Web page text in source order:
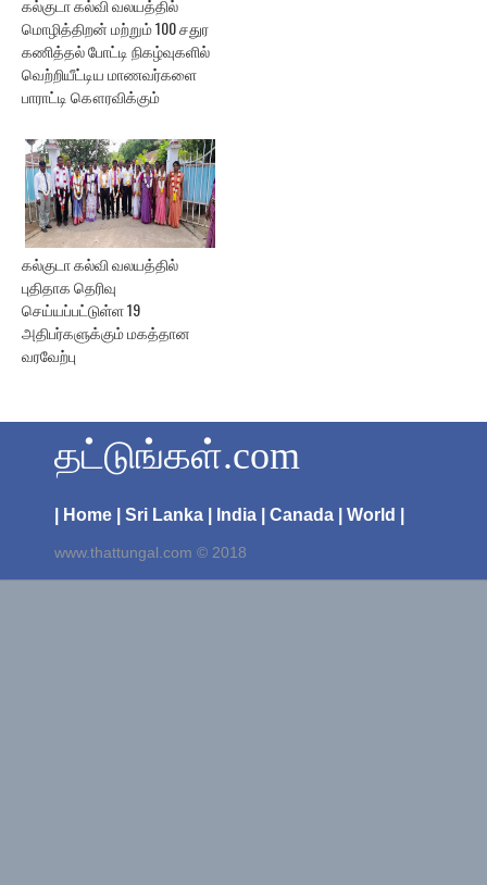
கல்குடா கல்வி வலயத்தில்
மொழித்திறன் மற்றும் 100 சதுர
கணித்தல் போட்டி நிகழ்வுகளில்
வெற்றியீட்டிய மாணவர்களை
பாராட்டி கௌரவிக்கும்
கல்குடா கல்வி வலயத்தில்
புதிதாக தெரிவு
செய்யப்பட்டுள்ள 19
அதிபர்களுக்கும் மகத்தான
வரவேற்பு
தட்டுங்கள்.com
| Home | Sri Lanka | India | Canada | World |
www.thattungal.com © 2018